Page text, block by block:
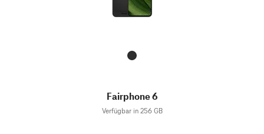
Fairphone 6
Verfügbar in 256 GB